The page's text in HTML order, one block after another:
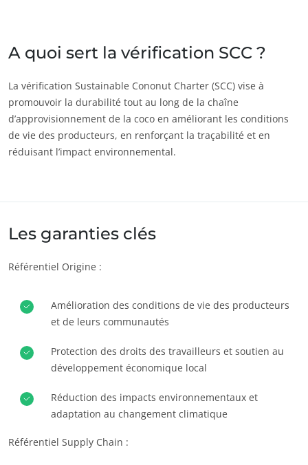
Carrières
Japon (japonais)
Amérique
Argentine (espagnol)
Canada (anglais)
Mexique (espagnol)
Pérou (espagnol)
Europe
Allemagne (allemand)
Espagne (espagnol)
France (français)
Italie (italien)
Portugal (portugais)
A quoi sert la vérification SCC ?
La vérification Sustainable Cononut Charter (SCC) vise à
promouvoir la durabilité tout au long de la chaîne
d’approvisionnement de la coco en améliorant les conditions
de vie des producteurs, en renforçant la traçabilité et en
réduisant l’impact environnemental.
Les garanties clés
Référentiel Origine :
Amélioration des conditions de vie des producteurs
et de leurs communautés
Protection des droits des travailleurs et soutien au
développement économique local
Réduction des impacts environnementaux et
adaptation au changement climatique
Référentiel Supply Chain :